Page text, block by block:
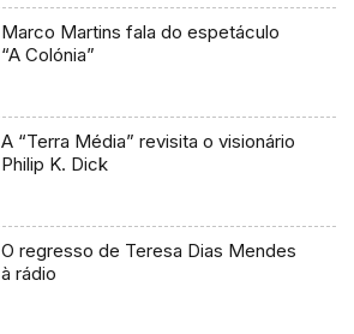
Marco Martins fala do espetáculo
“A Colónia”
A “Terra Média” revisita o visionário
Philip K. Dick
O regresso de Teresa Dias Mendes
à rádio